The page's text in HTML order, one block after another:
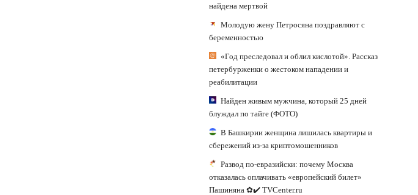
найдена мертвой
Молодую жену Петросяна поздравляют с
беременностью
«Год преследовал и облил кислотой». Рассказ
петербурженки о жестоком нападении и
реабилитации
Найден живым мужчина, который 25 дней
блуждал по тайге (ФОТО)
В Башкирии женщина лишилась квартиры и
сбережений из-за криптомошенников
Развод по-евразийски: почему Москва
отказалась оплачивать «европейский билет»
Пашиняна ✿✔️ TVCenter.ru